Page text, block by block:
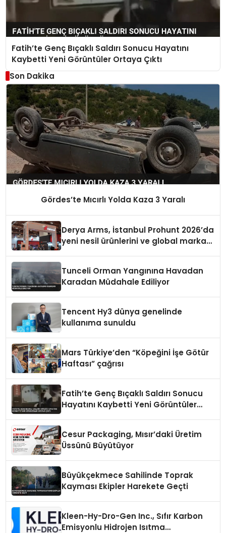
Fatih’te Genç Bıçaklı Saldırı Sonucu Hayatını
Kaybetti Yeni Görüntüler Ortaya Çıktı
Son Dakika
Gördes’te Mıcırlı Yolda Kaza 3 Yaralı
Derya Arms, İstanbul Prohunt 2026’da
yeni nesil ürünlerini ve global marka
Tunceli Orman Yangınına Havadan
Karadan Müdahale Ediliyor
Tencent Hy3 dünya genelinde
kullanıma sunuldu
Mars Türkiye’den “Köpeğini İşe Götür
Haftası” çağrısı
Fatih’te Genç Bıçaklı Saldırı Sonucu
Hayatını Kaybetti Yeni Görüntüler
Cesur Packaging, Mısır’daki Üretim
Üssünü Büyütüyor
Büyükçekmece Sahilinde Toprak
Kayması Ekipler Harekete Geçti
Kleen-Hy-Dro-Gen Inc., Sıfır Karbon
Emisyonlu Hidrojen Isıtma